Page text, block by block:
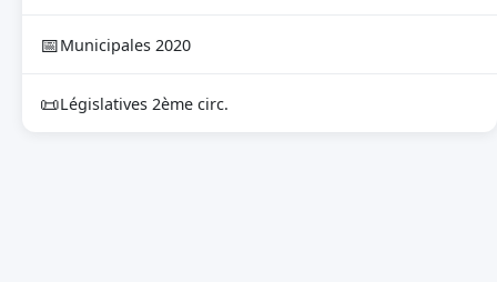
📅Municipales 2020
📜Législatives 2ème circ.